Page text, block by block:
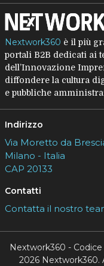
Nextwork360 è il più
portali B2B dedicati ai
dell’Innovazione
diffondere la cultura
e pubbliche
Indirizzo
Via Moretto da
Milano - Italia
CAP 20133
Contatti
Contatta il nostro
Nextwork360 -
2026 Nextwork360.